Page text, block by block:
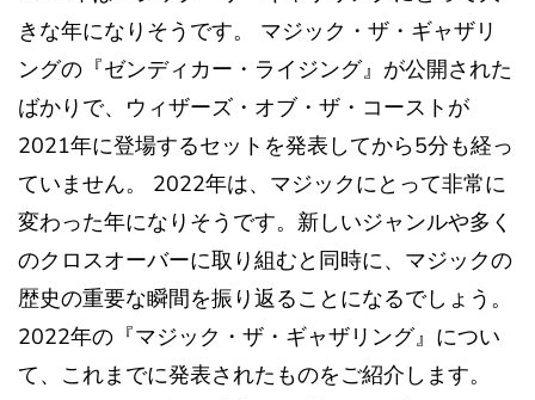
きな年になりそうです。 マジック・ザ・ギャザリ
ングの『ゼンディカー・ライジング』が公開された
ばかりで、ウィザーズ・オブ・ザ・コーストが
2021年に登場するセットを発表してから5分も経っ
ていません。 2022年は、マジックにとって非常に
変わった年になりそうです。新しいジャンルや多く
のクロスオーバーに取り組むと同時に、マジックの
歴史の重要な瞬間を振り返ることになるでしょう。
2022年の『マジック・ザ・ギャザリング』につい
て、これまでに発表されたものをご紹介します。